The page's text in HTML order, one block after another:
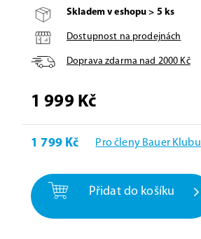
Skladem v eshopu > 5 ks
Dostupnost na prodejnách
Doprava zdarma nad 2000 Kč
1 999 Kč
1 799 Kč Pro členy Bauer Klubu
Přidat do košíku